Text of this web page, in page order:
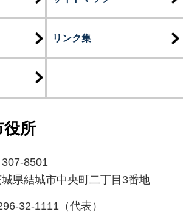
リンク集
役所
307-8501
県結城市中央町二丁目3番地
32-1111（代表）